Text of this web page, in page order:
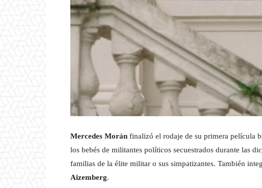
Mercedes Morán finalizó el rodaje de su primera película
los bebés de militantes políticos secuestrados durante las
familias de la élite militar o sus simpatizantes. También
Aizemberg.